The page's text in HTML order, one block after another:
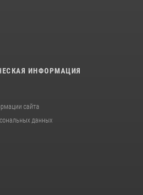
ИНФОРМАЦИЯ
сайта
данных